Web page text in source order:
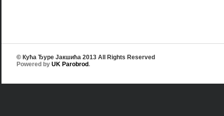
© Кућа Ђуре Јакшића 2013 All Rights Reserved
Powered by UK Parobrod.